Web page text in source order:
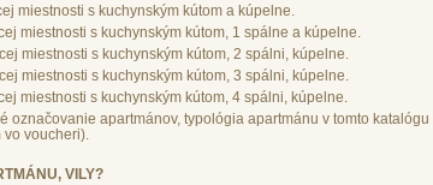
miestnosti s kuchynským kútom a kúpelne.
miestnosti s kuchynským kútom, 1 spálne a kúpelne.
miestnosti s kuchynským kútom, 2 spálni, kúpelne.
miestnosti s kuchynským kútom, 3 spálni, kúpelne.
miestnosti s kuchynským kútom, 4 spálni, kúpelne.
označovanie apartmánov, typológia apartmánu v tomto katalógu
voucheri).
VILY?